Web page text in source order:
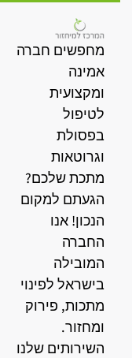
מחפשים חברה
אמינה
ומקצועית
לטיפול
בפסולת
וגרוטאות
מתכת שלכם?
הגעתם למקום
הנכון! אנו
החברה
המובילה
בישראל לפינוי
מתכות, פירוק
ומחזור.
השירותים שלנו